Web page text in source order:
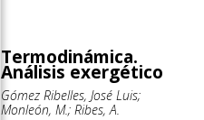
Termodinámica.
Análisis exergético
Gómez Ribelles, José Luis;
Monleón, M.; Ribes, A.